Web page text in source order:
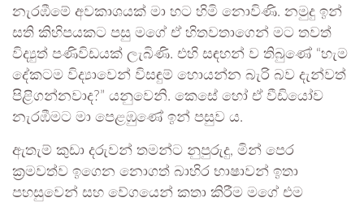
නැරඹීමේ අවකාශයක් මා හට හිමි නොවිණි. නමුදු ඉන්
සති කිහිපයකට පසු මගේ ඒ හිතවතාගෙන් මට තවත්
විද්‍යුත් පණිවිඩයක් ලැබිණි. එහි සඳහන් ව තිබුණේ “හැම
දේකටම විද්‍යාවෙන් විසඳුම් හොයන්න බැරි බව දැන්වත්
පිළිගන්නවාද?” යනුවෙනි. කෙසේ හෝ ඒ වීඩියෝව
නැරඹීමට මා පෙළඹුණේ ඉන් පසුව ය.
ඇතැම් කුඩා දරුවන් තමන්ට නුපුරුදු, මින් පෙර
ක්‍රමවත්ව ඉගෙන නොගත් බාහිර භාෂාවන් ඉතා
පහසුවෙන් සහ වේගයෙන් කතා කිරීම මගේ එම